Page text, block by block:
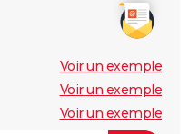
Voir un exemple
Voir un exemple
Voir un exemple